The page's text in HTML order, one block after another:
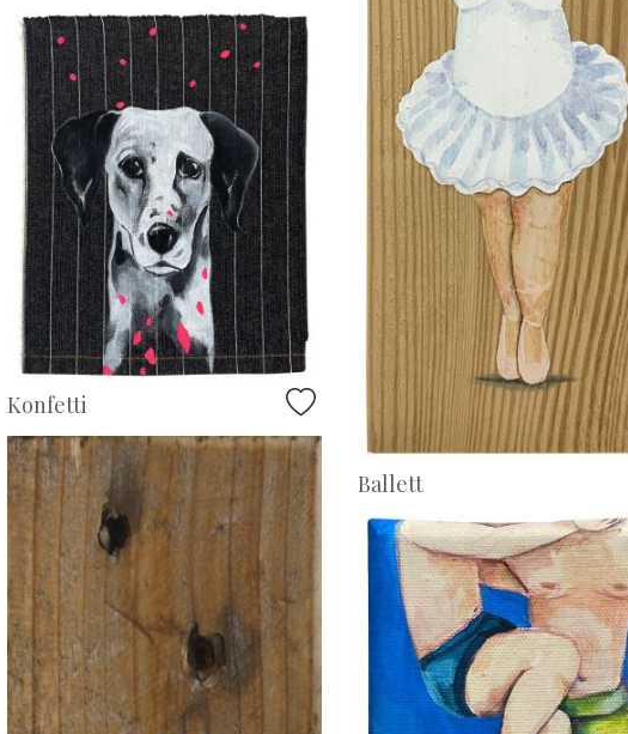
Ballett
Konfetti